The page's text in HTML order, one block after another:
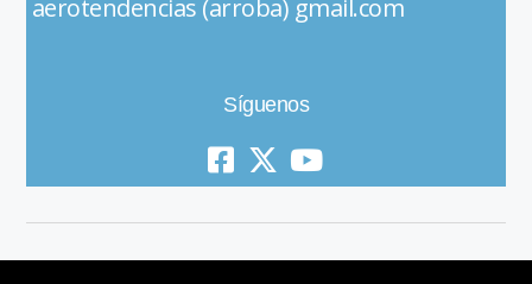
aerotendencias (arroba) gmail.com
Síguenos